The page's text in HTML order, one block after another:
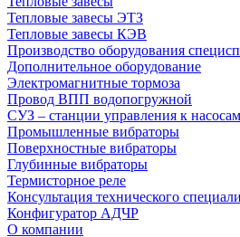
Тепловые завесы ЭТЗ
Тепловые завесы КЭВ
Производство оборудования
Дополнительное оборудование
Электромагнитные тормоза
Провод ВПП водопогружной
СУЗ – станции управления к насосам
Промышленные вибраторы
Поверхностные вибраторы
Глубинные вибраторы
Термисторное реле
Консультация технического
Конфигуратор АДЧР
О компании